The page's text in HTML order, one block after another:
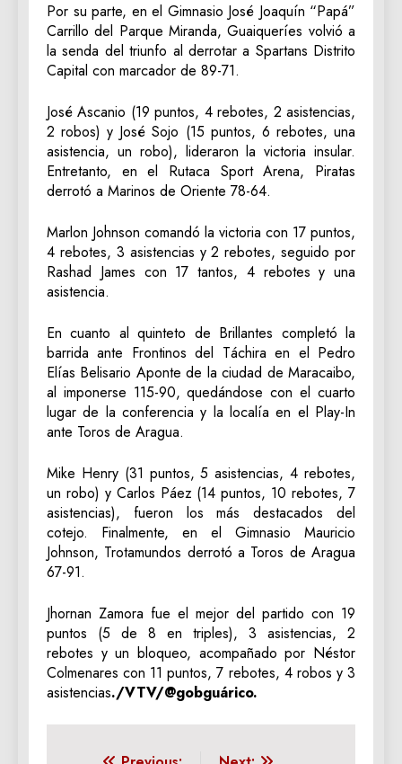
Por su parte, en el Gimnasio José Joaquín “Papá”
Carrillo del Parque Miranda, Guaiqueríes volvió a
la senda del triunfo al derrotar a Spartans Distrito
Capital con marcador de 89-71.
José Ascanio (19 puntos, 4 rebotes, 2 asistencias,
2 robos) y José Sojo (15 puntos, 6 rebotes, una
asistencia, un robo), lideraron la victoria insular.
Entretanto, en el Rutaca Sport Arena, Piratas
derrotó a Marinos de Oriente 78-64.
Marlon Johnson comandó la victoria con 17 puntos,
4 rebotes, 3 asistencias y 2 rebotes, seguido por
Rashad James con 17 tantos, 4 rebotes y una
asistencia.
En cuanto al quinteto de Brillantes completó la
barrida ante Frontinos del Táchira en el Pedro
Elías Belisario Aponte de la ciudad de Maracaibo,
al imponerse 115-90, quedándose con el cuarto
lugar de la conferencia y la localía en el Play-In
ante Toros de Aragua.
Mike Henry (31 puntos, 5 asistencias, 4 rebotes,
un robo) y Carlos Páez (14 puntos, 10 rebotes, 7
asistencias), fueron los más destacados del
cotejo. Finalmente, en el Gimnasio Mauricio
Johnson, Trotamundos derrotó a Toros de Aragua
67-91.
Jhornan Zamora fue el mejor del partido con 19
puntos (5 de 8 en triples), 3 asistencias, 2
rebotes y un bloqueo, acompañado por Néstor
Colmenares con 11 puntos, 7 rebotes, 4 robos y 3
asistencias./VTV/@gobguárico.